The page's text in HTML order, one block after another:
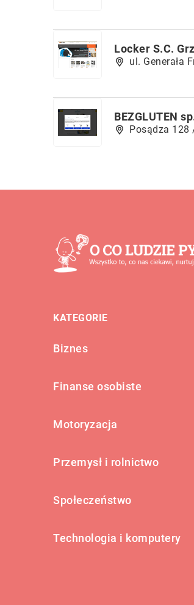
Locker S.C.
ul. Generała
BEZGLUTEN
Posądza 128
KATEGORIE
Biznes
Finanse osobiste
Motoryzacja
Przemysł i rolnictwo
Społeczeństwo
Technologia i komputery